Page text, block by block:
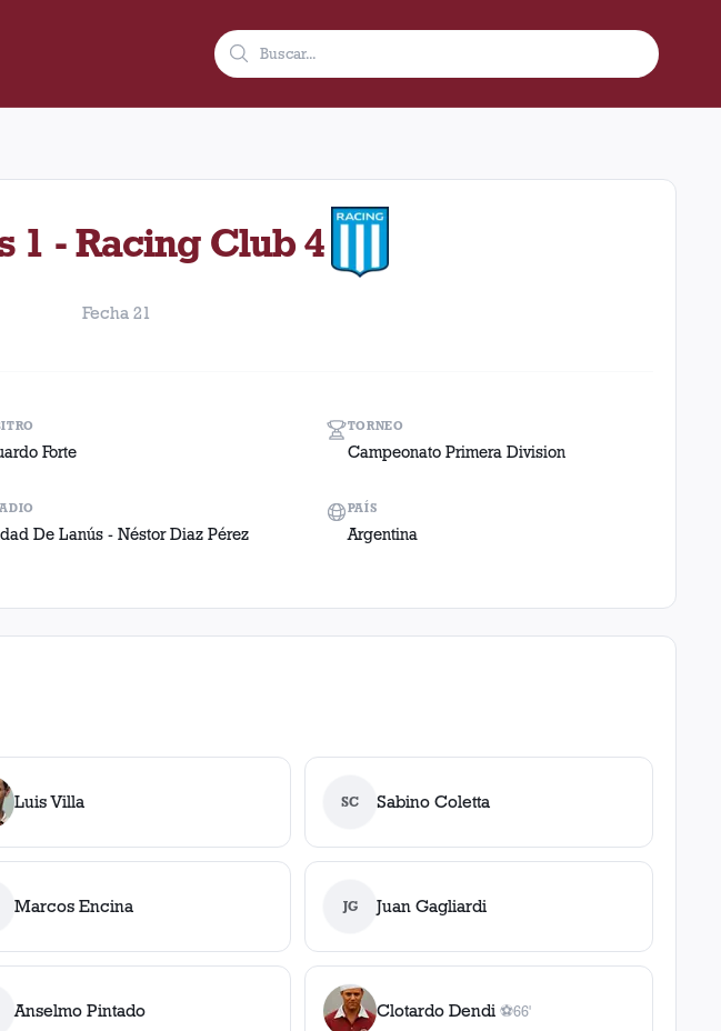
6 de agosto de 1933 en condición de local en el estadio Ciudad De Lanús -
1 - Racing Club 4
Fecha 21
Forte
TORNEO
Campeonato Primera Division
De Lanús - Néstor Diaz Pérez
PAÍS
Argentina
Luis Villa SC Sabino Coletta
Marcos Encina JG Juan Gagliardi
Anselmo Pintado Clotardo Dendi ⚽
1gol
66'